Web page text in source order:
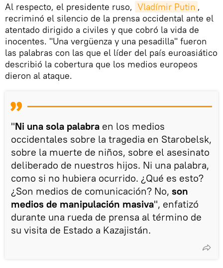
Al respecto, el presidente ruso, Vladímir Putin ,
recriminó el silencio de la prensa occidental ante el
atentado dirigido a civiles y que cobró la vida de
inocentes. "Una vergüenza y una pesadilla" fueron
las palabras con las que el líder del país euroasiático
describió la cobertura que los medios europeos
dieron al ataque.
"Ni una sola palabra en los medios
occidentales sobre la tragedia en Starobelsk,
sobre la muerte de niños, sobre el asesinato
deliberado de nuestros hijos. Ni una palabra,
como si no hubiera ocurrido. ¿Qué es esto?
¿Son medios de comunicación? No, son
medios de manipulación masiva", enfatizó
durante una rueda de prensa al término de
su visita de Estado a Kazajistán.